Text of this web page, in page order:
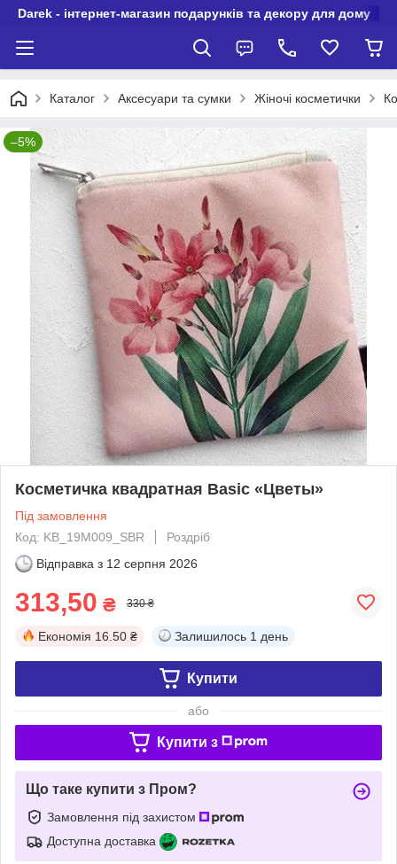
Darek - інтернет-магазин подарунків та декору для дому
Каталог Аксесуари та сумки Жіночі косметички
–5%
Косметичка квадратная Basic «Цветы»
Під замовлення
Код: KB_19M009_SBR
Роздріб
Відправка з 12 серпня 2026
313,50 ₴ 330 ₴
Економія 16.50 ₴ Залишилось 1 день
Купити
або
Купити з
Що таке купити з Пром?
Замовлення під захистом
Доступна доставка